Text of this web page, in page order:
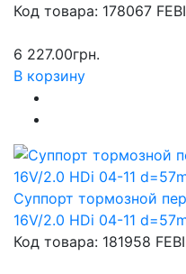
Код товара: 178067
6 227.00грн.
В корзину
Суппорт тормозной
16V/2.0 HDi 04-11
Код товара: 181958